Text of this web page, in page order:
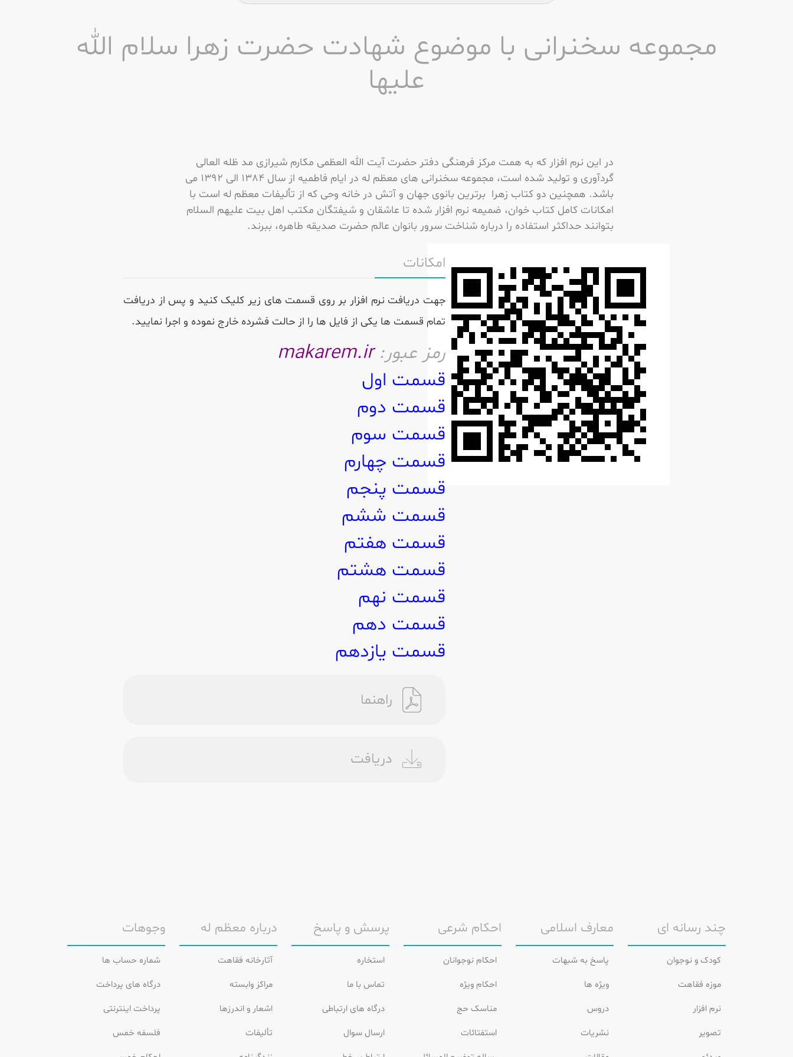
مجموعه سخنرانی با موضوع شهادت حضرت زهرا سلام الله
علیها
در این نرم افزار که به همت مرکز فرهنگی دفتر حضرت آیت الله العظمی مکارم شیرازی مد ظله العالی
گردآوری و تولید شده است، مجموعه سخنرانی های معظم له در ایام فاطمیه از سال 1384 الی 1392 می
باشد. همچنین دو کتاب زهرا برترین بانوی جهان و آتش در خانه وحی که از تألیفات معظم له است با
امکانات کامل کتاب خوان، ضمیمه نرم افزار شده تا عاشقان و شیفتگان مکتب اهل بیت علیهم السلام
بتوانند حداکثر استفاده را درباره شناخت سرور بانوان عالم حضرت صدیقه طاهره، ببرند.
امکانات
جهت دریافت نرم افزار بر روی قسمت های زیر کلیک کنید و پس از دریافت
تمام قسمت ها یکی از فایل ها را از حالت فشرده خارج نموده و اجرا نمایید.
رمز عبور:makarem.ir
قسمت اول
قسمت دوم
قسمت سوم
قسمت چهارم
قسمت پنجم
قسمت ششم
قسمت هفتم
قسمت هشتم
قسمت نهم
قسمت دهم
قسمت یازدهم
راهنما
دریافت
چند رسانه ای
کودک و نوجوان
موزه فقاهت
نرم افزار
تصویر
معارف اسلامی
پاسخ به شبهات
ویژه ها
دروس
نشریات
احکام شرعی
احکام نوجوانان
احکام ویژه
مناسک حج
استفتائات
پرسش و پاسخ
استخاره
تماس با ما
درگاه های ارتباطی
ارسال سوال
درباره معظم له
آثارخانه فقاهت
مراکز وابسته
اشعار و اندرزها
تألیفات
وجوهات
شماره حساب ها
درگاه های پرداخت
پرداخت اینترنتی
فلسفه خمس